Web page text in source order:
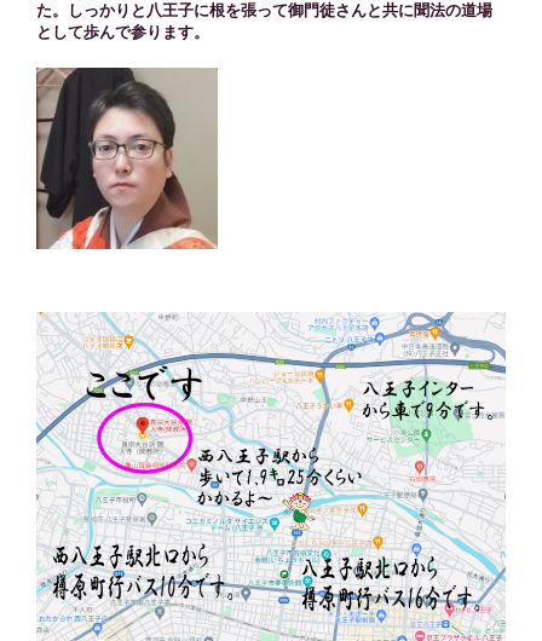
た。しっかりと八王子に根を張って御門徒さんと共に聞法の道場
として歩んで参ります。